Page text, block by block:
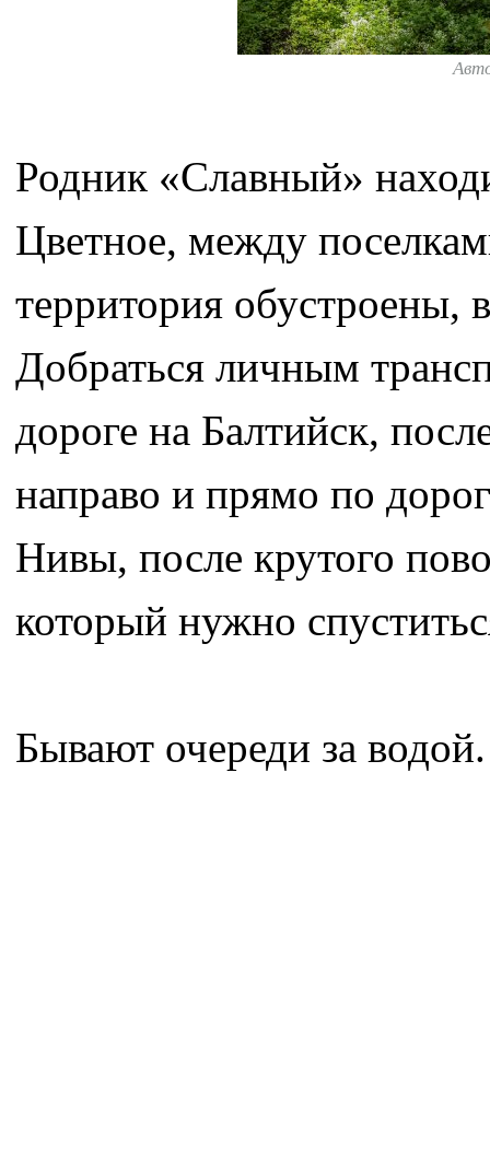
Родник «Славный»
Цветное, между
территория обустроены,
Добраться личным
дороге на Балтийск,
направо и прямо по
Нивы, после крутого
который нужно
Бывают очереди за водой.